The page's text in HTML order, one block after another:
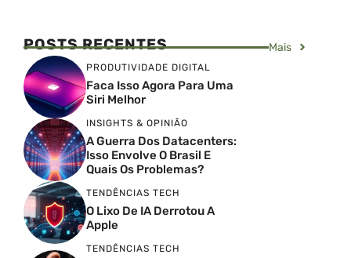
POSTS RECENTES Mais
PRODUTIVIDADE DIGITAL
Faca Isso Agora Para Uma
Siri Melhor
INSIGHTS & OPINIÃO
A Guerra Dos Datacenters:
Isso Envolve O Brasil E
Quais Os Problemas?
TENDÊNCIAS TECH
O Lixo De IA Derrotou A
Apple
TENDÊNCIAS TECH